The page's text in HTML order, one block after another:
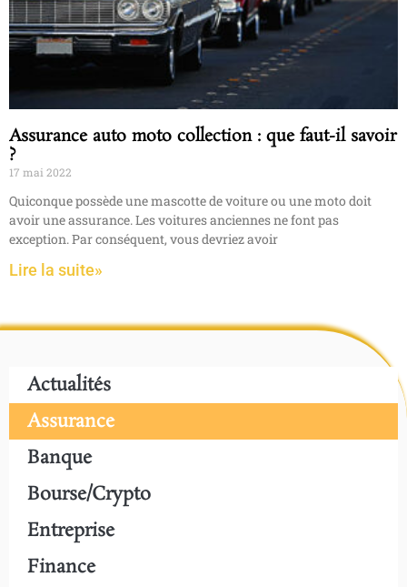
Assurance auto moto collection : que faut-il savoir
?
17 mai 2022
Quiconque possède une mascotte de voiture ou une moto doit
avoir une assurance. Les voitures anciennes ne font pas
exception. Par conséquent, vous devriez avoir
Lire la suite»
Actualités
Assurance
Banque
Bourse/crypto
Entreprise
Finance